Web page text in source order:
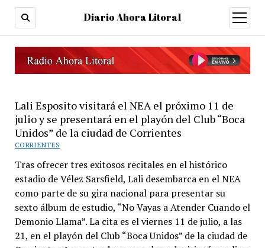
Diario Ahora Litoral
open
menu
Lali Esposito visitará el NEA el próximo 11 de
julio y se presentará en el playón del Club “Boca
Unidos” de la ciudad de Corrientes
CORRIENTES
Tras ofrecer tres exitosos recitales en el histórico
estadio de Vélez Sarsfield, Lali desembarca en el NEA
como parte de su gira nacional para presentar su
sexto álbum de estudio, “No Vayas a Atender Cuando el
Demonio Llama”. La cita es el viernes 11 de julio, a las
21, en el playón del Club “Boca Unidos” de la ciudad de